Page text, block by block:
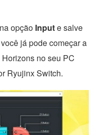
opção Inpute salve
já pode começar a
no seu PC
Ryujinx Switch.